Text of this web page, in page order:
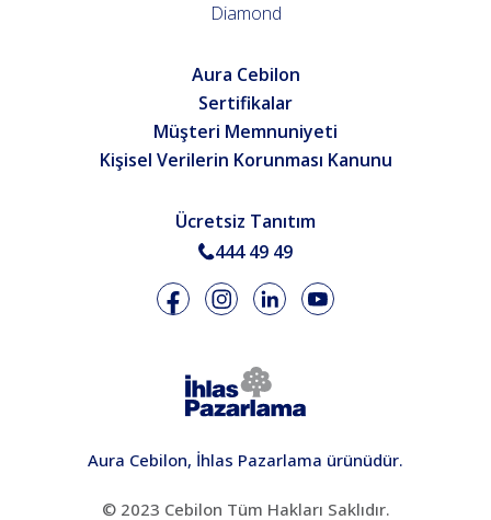
Diamond
Aura Cebilon
Sertifikalar
Müşteri Memnuniyeti
Kişisel Verilerin Korunması Kanunu
Ücretsiz Tanıtım
444 49 49
Aura Cebilon, İhlas Pazarlama ürünüdür.
© 2023 Cebilon Tüm Hakları Saklıdır.